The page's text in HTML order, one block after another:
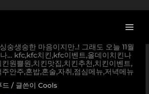
숭생숭한 마음이지만..! 그래도 오늘 11월
… kfc,kfc치킨,kfc이벤트,올데이치킨나
원쁠원,치킨맛집,치킨추천,치킨이벤트,
안주,혼밥,혼술,자취,점심메뉴,저녁메뉴
드 / 글쓴이Cools